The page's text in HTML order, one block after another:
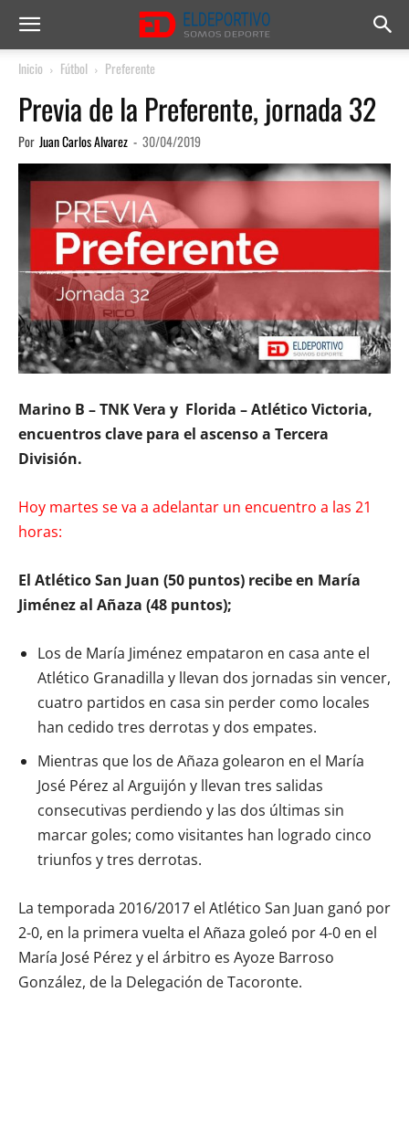
Inicio Fútbol Preferente
Previa de la Preferente, jornada 32
Por Juan Carlos Alvarez - 30/04/2019
Marino B – TNK Vera y Florida – Atlético Victoria,
encuentros clave para el ascenso a Tercera
División.
Hoy martes se va a adelantar un encuentro a las 21
horas:
El Atlético San Juan (50 puntos) recibe en María
Jiménez al Añaza (48 puntos);
Los de María Jiménez empataron en casa ante el
Atlético Granadilla y llevan dos jornadas sin vencer,
cuatro partidos en casa sin perder como locales
han cedido tres derrotas y dos empates.
Mientras que los de Añaza golearon en el María
José Pérez al Arguijón y llevan tres salidas
consecutivas perdiendo y las dos últimas sin
marcar goles; como visitantes han logrado cinco
triunfos y tres derrotas.
La temporada 2016/2017 el Atlético San Juan ganó por
2-0, en la primera vuelta el Añaza goleó por 4-0 en el
María José Pérez y el árbitro es Ayoze Barroso
González, de la Delegación de Tacoronte.